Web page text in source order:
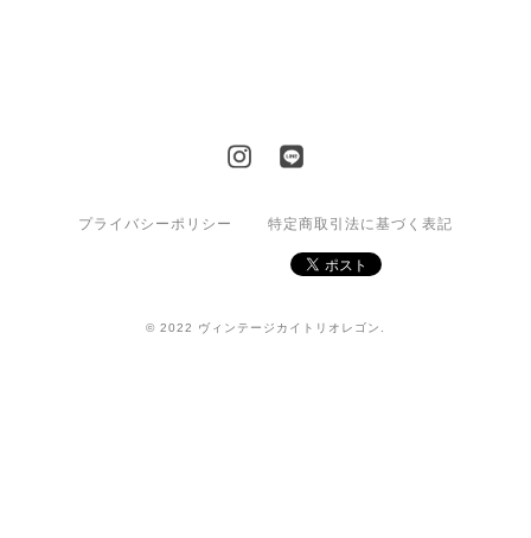
プライバシーポリシー 特定商取引法に基づく表記
© 2022 ヴィンテージカイトリオレゴン.